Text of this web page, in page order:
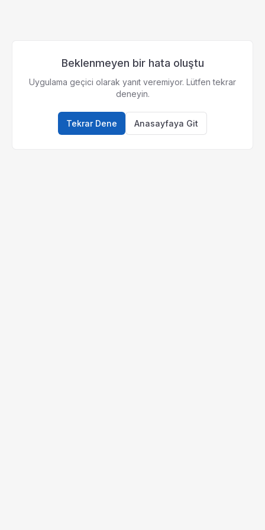
Beklenmeyen bir hata oluştu
Uygulama geçici olarak yanıt veremiyor. Lütfen tekrar
deneyin.
Tekrar Dene Anasayfaya Git